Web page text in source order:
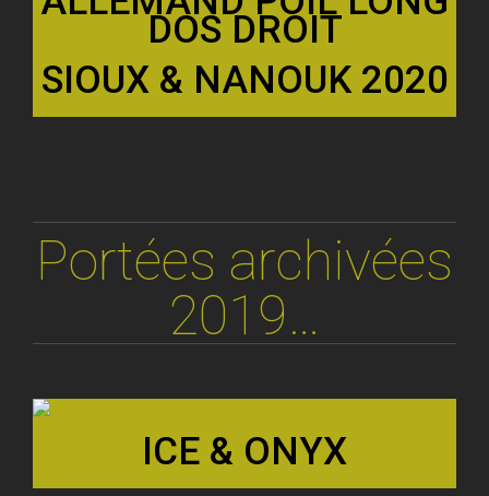
SIOUX & NANOUK 2020
Portées archivées
2019…
ICE & ONYX